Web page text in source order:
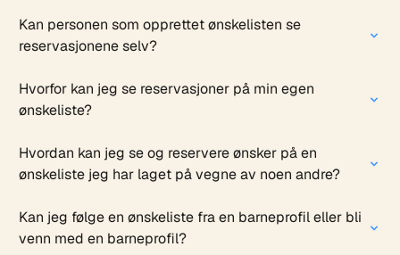
Kan personen som opprettet ønskelisten se
reservasjonene selv?
Hvorfor kan jeg se reservasjoner på min egen
ønskeliste?
Hvordan kan jeg se og reservere ønsker på en
ønskeliste jeg har laget på vegne av noen andre?
Kan jeg følge en ønskeliste fra en barneprofil eller bli
venn med en barneprofil?